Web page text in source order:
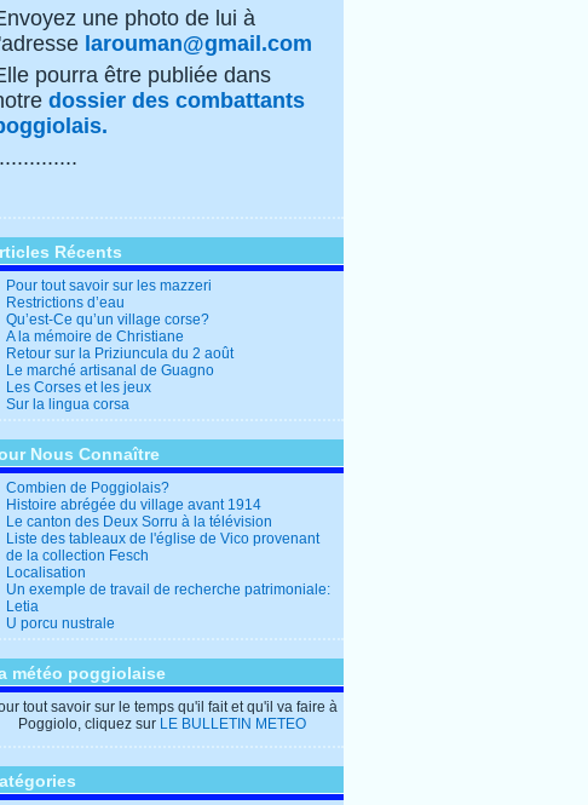
une photo de lui à
l'adresse larouman@gmail.com
pourra être publiée dans
dossier des combattants
Récents
Pour tout savoir sur les mazzeri
Restrictions d’eau
Qu’est-Ce qu’un village corse?
A la mémoire de Christiane
Retour sur la Priziuncula du 2 août
Le marché artisanal de Guagno
Les Corses et les jeux
Sur la lingua corsa
Nous Connaître
Combien de Poggiolais?
Histoire abrégée du village avant 1914
Le canton des Deux Sorru à la télévision
Liste des tableaux de l'église de Vico provenant
de la collection Fesch
Localisation
Un exemple de travail de recherche patrimoniale:
Letia
U porcu nustrale
météo poggiolaise
tout savoir sur le temps qu'il fait et qu'il va faire à
Poggiolo, cliquez sur LE BULLETIN METEO